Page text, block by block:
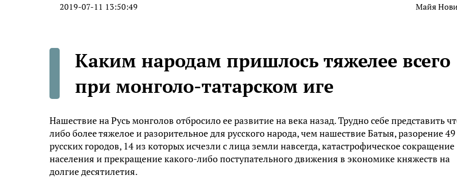
2019-07-11 13:50:49 Майя
Каким народам пришлось тяжелее всего
при монголо-татарском иге
Нашествие на Русь монголов отбросило ее развитие на века назад. Трудно себе представить
либо более тяжелое и разорительное для русского народа, чем нашествие Батыя, разорение 49
русских городов, 14 из которых исчезли с лица земли навсегда, катастрофическое сокращение
населения и прекращение какого-либо поступательного движения в экономике княжеств на
долгие десятилетия.